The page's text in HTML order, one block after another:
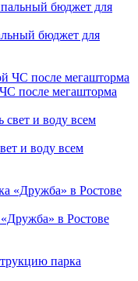
бюджет для
после мегашторма
и воду всем
в Ростове